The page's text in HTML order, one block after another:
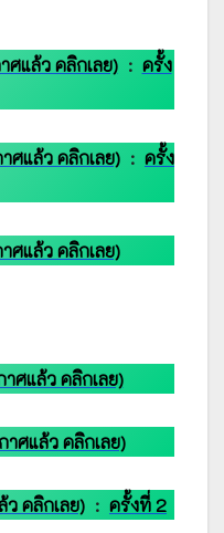
ศแล้ว คลิกเลย) : ครั้ง
ศแล้ว คลิกเลย) : ครั้ง
ศแล้ว คลิกเลย)
ศแล้ว คลิกเลย)
ศแล้ว คลิกเลย)
คลิกเลย) : ครั้งที่ 2